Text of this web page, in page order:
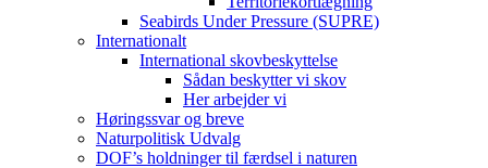
Seabirds Under Pressure (SUPRE)
Internationalt
International skovbeskyttelse
Sådan beskytter vi skov
Her arbejder vi
Høringssvar og breve
Naturpolitisk Udvalg
DOF’s holdninger til færdsel i naturen